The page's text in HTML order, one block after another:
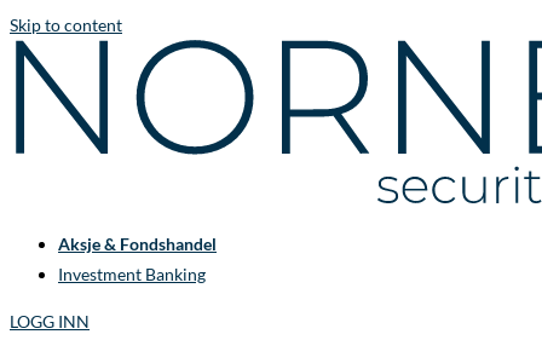
Skip to content
Aksje & Fondshandel
Investment Banking
LOGG INN